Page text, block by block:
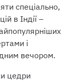
спеціально,
в Індії –
і
вечором.
цедри